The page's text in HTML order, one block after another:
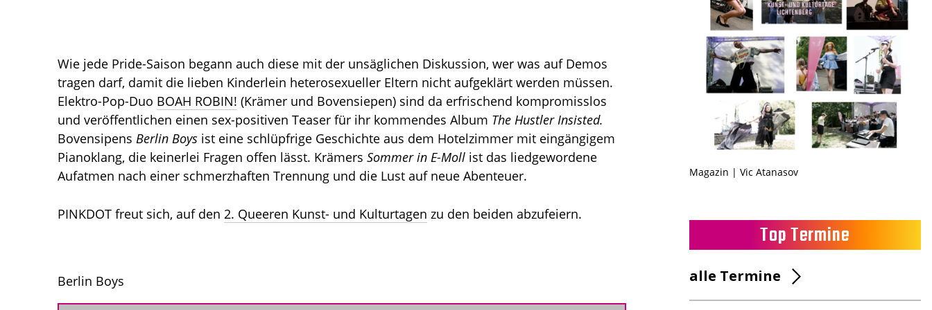
Wie jede Pride-Saison begann auch diese mit der unsäglichen Diskussion, wer was auf Demos
tragen darf, damit die lieben Kinderlein heterosexueller Eltern nicht aufgeklärt werden müssen.
Elektro-Pop-Duo BOAH ROBIN! (Krämer und Bovensiepen) sind da erfrischend kompromisslos
und veröffentlichen einen sex-positiven Teaser für ihr kommendes Album The Hustler Insisted.
Bovensipens Berlin Boys ist eine schlüpfrige Geschichte aus dem Hotelzimmer mit eingängigem
Pianoklang, die keinerlei Fragen offen lässt. Krämers Sommer in E-Moll ist das liedgewordene
Aufatmen nach einer schmerzhaften Trennung und die Lust auf neue Abenteuer.
PINKDOT freut sich, auf den 2. Queeren Kunst- und Kulturtagen zu den beiden abzufeiern.
Berlin Boys
Magazin | Vic Atanasov
Top Termine
alle Termine